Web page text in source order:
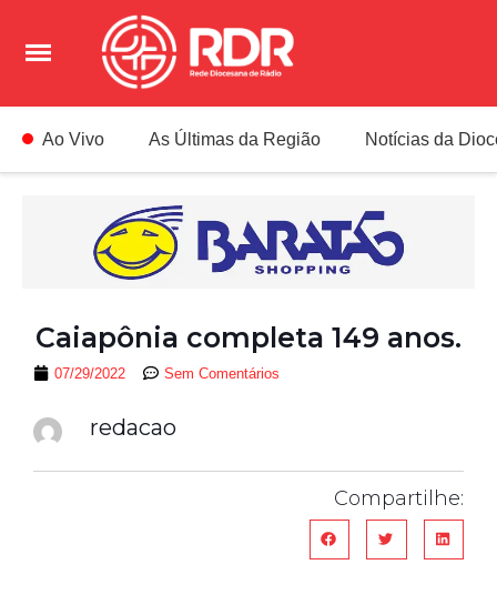
Ao Vivo As Últimas da Região Notícias da
Caiapônia completa 149 anos.
07/29/2022 Sem Comentários
redacao
Compartilhe: